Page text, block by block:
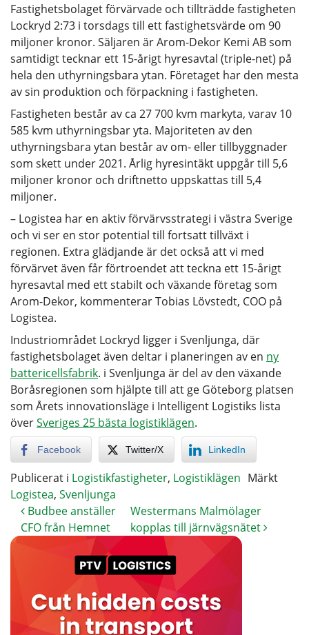
Fastighetsbolaget förvärvade och tillträdde fastigheten
Lockryd 2:73 i torsdags till ett fastighetsvärde om 90
miljoner kronor. Säljaren är Arom-Dekor Kemi AB som
samtidigt tecknar ett 15-årigt hyresavtal (triple-net) på
hela den uthyrningsbara ytan. Företaget har den mesta
av sin produktion och förpackning i fastigheten.
Fastigheten består av ca 27 700 kvm markyta, varav 10
585 kvm uthyrningsbar yta. Majoriteten av den
uthyrningsbara ytan består av om- eller tillbyggnader
som skett under 2021. Årlig hyresintäkt uppgår till 5,6
miljoner kronor och driftnetto uppskattas till 5,4
miljoner.
– Logistea har en aktiv förvärvsstrategi i västra Sverige
och vi ser en stor potential till fortsatt tillväxt i
regionen. Extra glädjande är det också att vi med
förvärvet även får förtroendet att teckna ett 15-årigt
hyresavtal med ett stabilt och växande företag som
Arom-Dekor, kommenterar Tobias Lövstedt, COO på
Logistea.
Industriområdet Lockryd ligger i Svenljunga, där
fastighetsbolaget även deltar i planeringen av en ny
battericellsfabrik. i Svenljunga är del av den växande
Boråsregionen som hjälpte till att ge Göteborg platsen
som Årets innovationsläge i Intelligent Logistiks lista
överSveriges 25 bästa logistiklägen.
Facebook Twitter/X LinkedIn
Publicerat i Logistikfastigheter, Logistiklägen Märkt
Logistea, Svenljunga
Budbee anställer
CFO från Hemnet
Westermans Malmölager
kopplas till järnvägsnätet